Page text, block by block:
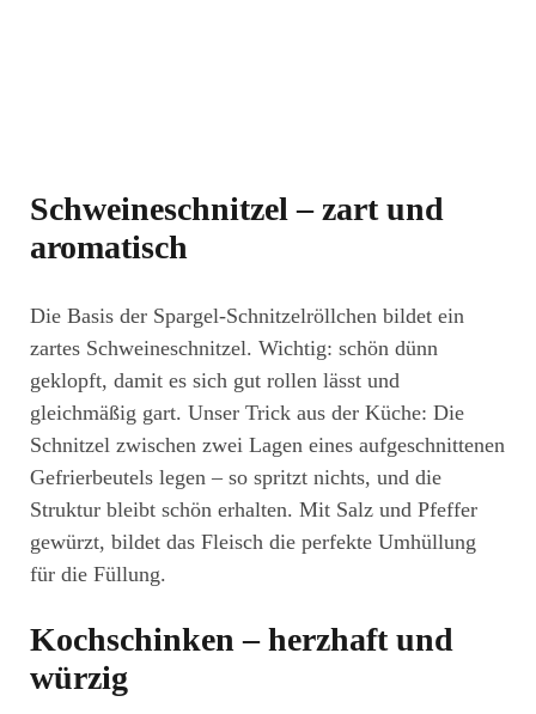
Schweineschnitzel – zart und
aromatisch
Die Basis der Spargel-Schnitzelröllchen bildet ein
zartes Schweineschnitzel. Wichtig: schön dünn
geklopft, damit es sich gut rollen lässt und
gleichmäßig gart. Unser Trick aus der Küche: Die
Schnitzel zwischen zwei Lagen eines aufgeschnittenen
Gefrierbeutels legen – so spritzt nichts, und die
Struktur bleibt schön erhalten. Mit Salz und Pfeffer
gewürzt, bildet das Fleisch die perfekte Umhüllung
für die Füllung.
Kochschinken – herzhaft und
würzig